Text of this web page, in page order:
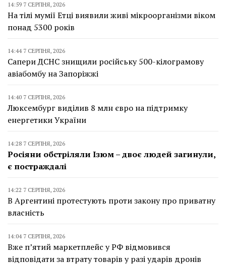
14:59 7 СЕРПНЯ, 2026
На тілі мумії Етці виявили живі мікроорганізми віком
понад 5300 років
14:44 7 СЕРПНЯ, 2026
Сапери ДСНС знищили російську 500-кілограмову
авіабомбу на Запоріжжі
14:40 7 СЕРПНЯ, 2026
Люксембург виділив 8 млн євро на підтримку
енергетики України
14:28 7 СЕРПНЯ, 2026
Росіяни обстріляли Ізюм – двоє людей загинули,
є постраждалі
14:22 7 СЕРПНЯ, 2026
В Аргентині протестують проти закону про приватну
власність
14:04 7 СЕРПНЯ, 2026
Вже п’ятий маркетплейс у РФ відмовився
відповідати за втрату товарів у разі ударів дронів